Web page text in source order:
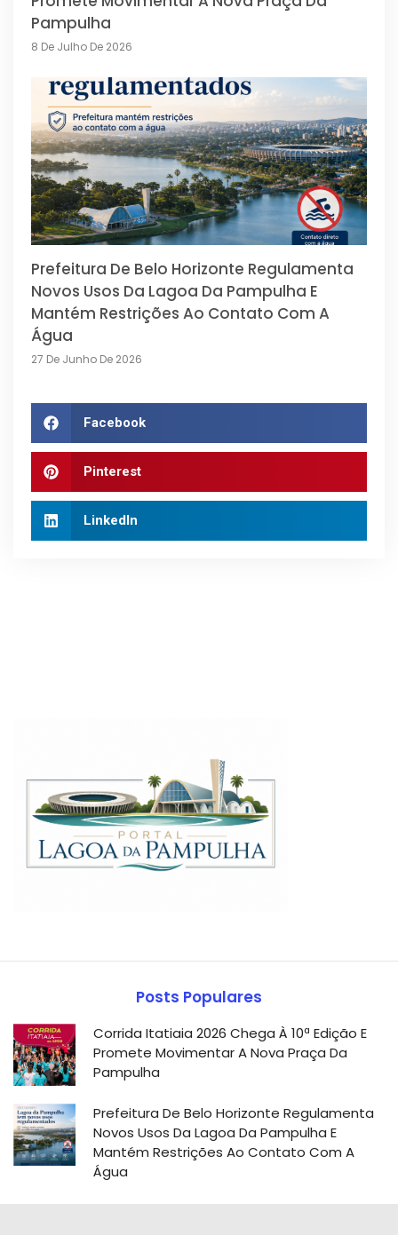
Pampulha
8 De Julho De 2026
Prefeitura De Belo Horizonte Regulamenta
Novos Usos Da Lagoa Da Pampulha E
Mantém Restrições Ao Contato Com A
Água
27 De Junho De 2026
Facebook
Pinterest
LinkedIn
Posts Populares
Corrida Itatiaia 2026 Chega À 10ª Edição E
Promete Movimentar A Nova Praça Da
Pampulha
Prefeitura De Belo Horizonte Regulamenta
Novos Usos Da Lagoa Da Pampulha E
Mantém Restrições Ao Contato Com A
Água